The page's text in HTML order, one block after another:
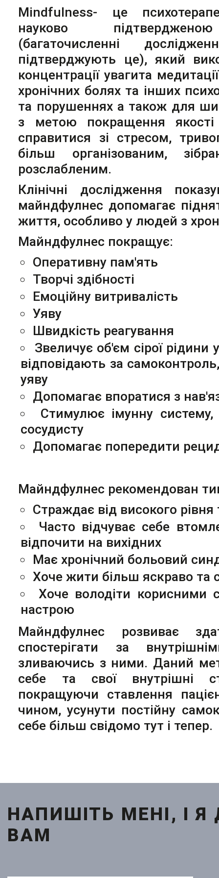
Mindfulness- це
науково
(багаточисленні
підтверджують це), який
концентрації увагита
хронічних болях та інших
та порушеннях а також для
з метою покращення
справитися зі стресом,
більш організованим,
розслабленим.
Клінічні дослідження
майндфулнес допомагає
життя, особливо у людей з
Майндфулнес покращує:
Оперативну пам'ять
Творчі здібності
Емоційну витривалість
Уяву
Швидкість реагування
Звеличує об'єм сірої
відповідають за
уяву
Допомагає впоратися з
Стимулює імунну
сосудисту
Допомагає попередити
Майндфулнес рекомендован
Страждає від високого
Часто відчуває себе
відпочити на вихідних
Має хронічний больовий
Хоче жити більш яскраво та
Хоче володіти корисними
настрою
Майндфулнес розвиває
спостерігати за
зливаючись з ними. Даний
себе та свої внутрішні
покращуючи ставлення
чином, усунути постійну
себе більш свідомо тут і тепер.
НАПИШІТЬ МЕНІ, І
ВАМ